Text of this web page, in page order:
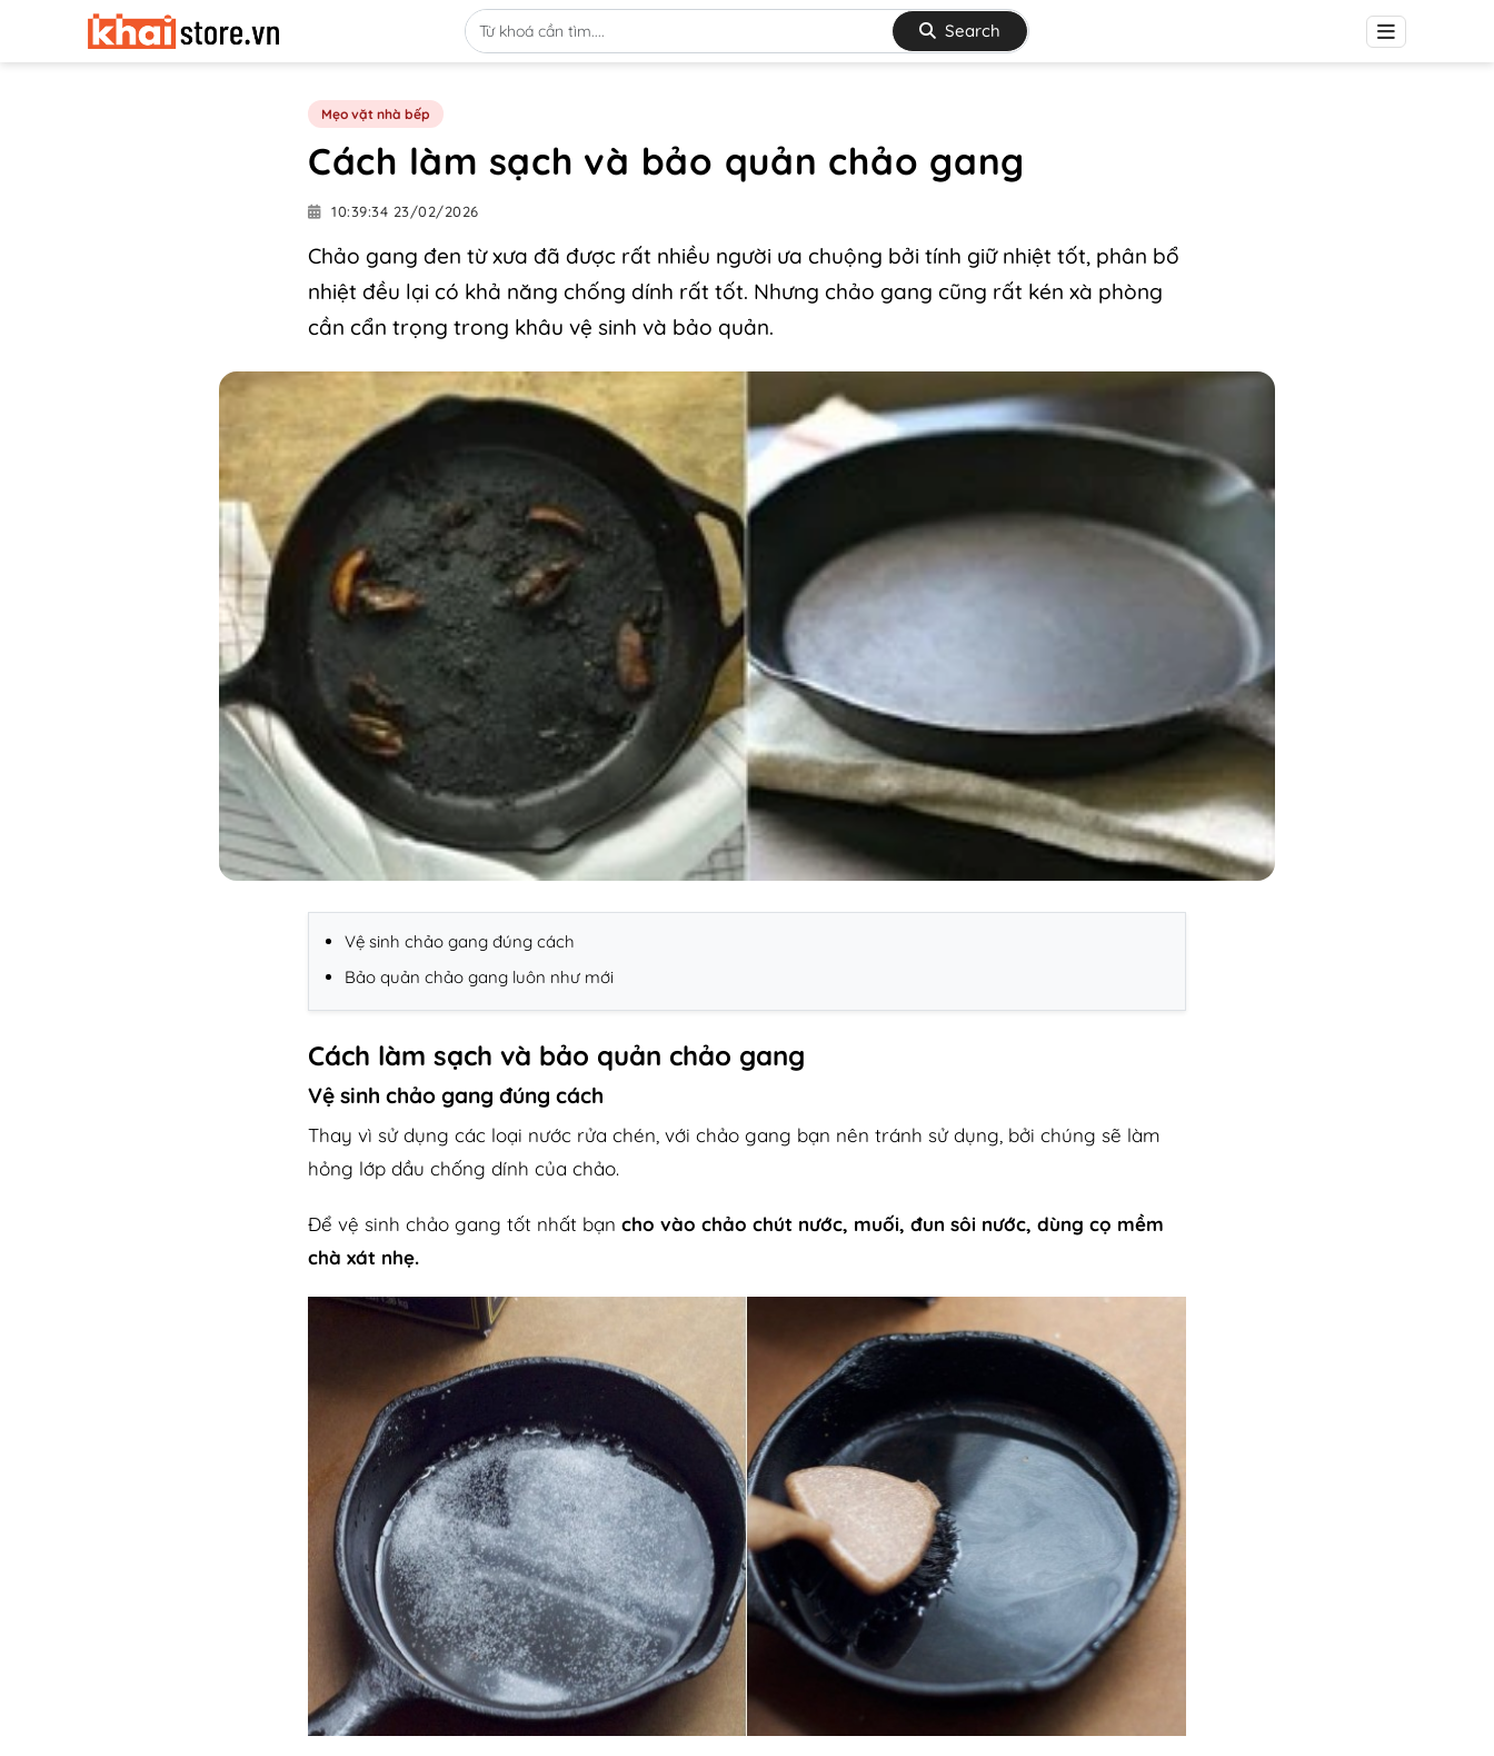
Search
Mẹo vặt nhà bếp
Cách làm sạch và bảo quản chảo gang
10:39:34 23/02/2026
Chảo gang đen từ xưa đã được rất nhiều người ưa chuộng bởi tính giữ nhiệt tốt, phân bổ
nhiệt đều lại có khả năng chống dính rất tốt. Nhưng chảo gang cũng rất kén xà phòng
cần cẩn trọng trong khâu vệ sinh và bảo quản.
Vệ sinh chảo gang đúng cách
Bảo quản chảo gang luôn như mới
Cách làm sạch và bảo quản chảo gang
Vệ sinh chảo gang đúng cách
Thay vì sử dụng các loại nước rửa chén, với chảo gang bạn nên tránh sử dụng, bởi chúng sẽ làm
hỏng lớp dầu chống dính của chảo.
Để vệ sinh chảo gang tốt nhất bạn cho vào chảo chút nước, muối, đun sôi nước, dùng cọ mềm
chà xát nhẹ.